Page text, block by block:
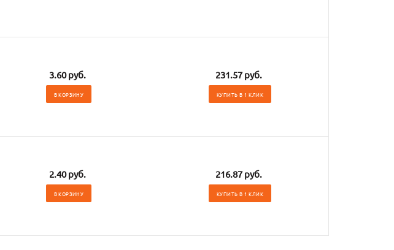
3.60 руб.
В КОРЗИНУ
231.57 руб.
КУПИТЬ В 1 КЛИК
2.40 руб.
В КОРЗИНУ
216.87 руб.
КУПИТЬ В 1 КЛИК